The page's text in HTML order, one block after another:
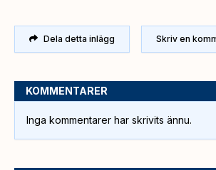
Dela detta inlägg Skriv en
KOMMENTARER
Inga kommentarer har skrivits ännu.